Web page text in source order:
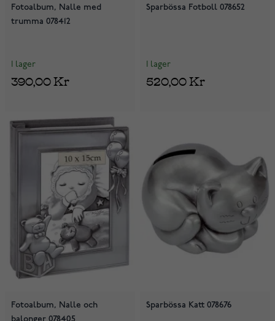
Fotoalbum, Nalle med
trumma 078412
I lager
390,00 Kr
Sparbössa Fotboll 078652
I lager
520,00 Kr
Fotoalbum, Nalle och
Sparbössa Katt 078676